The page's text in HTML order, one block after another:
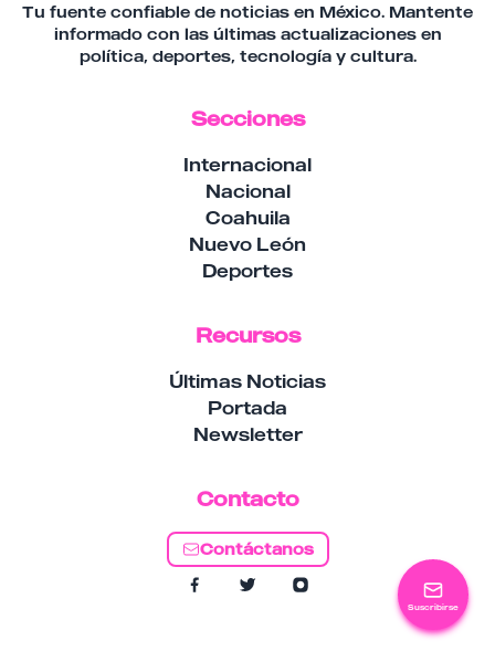
Suscribirse
Tu fuente confiable de noticias en México. Mantente
informado con las últimas actualizaciones en
política, deportes, tecnología y cultura.
Secciones
Internacional
Nacional
Coahuila
Nuevo León
Deportes
Recursos
Últimas Noticias
Portada
Newsletter
Contacto
Contáctanos